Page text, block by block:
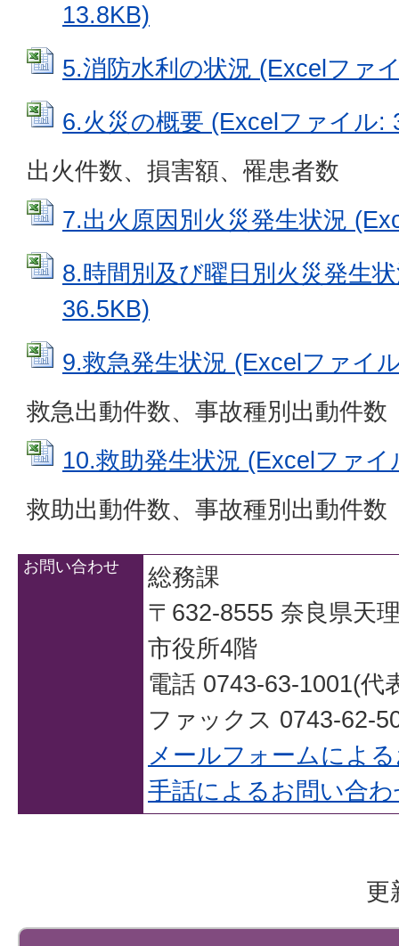
13.8KB)
5.消防水利の状況 (Excelファ
6.火災の概要 (Excelファイル:
出火件数、損害額、罹患者数
7.出火原因別火災発生状況
8.時間別及び曜日別火災発生
36.5KB)
9.救急発生状況 (Excelファイ
救急出動件数、事故種別出動件数
10.救助発生状況 (Excelファイ
救助出動件数、事故種別出動件数
お問い合わせ
総務課
〒632-8555 奈良県天
市役所4階
電話 0743-63-1001(代
ファックス 0743-62-
メールフォームによ
手話によるお問い合
更